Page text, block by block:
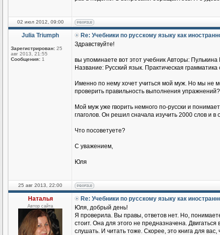
02 июл 2012, 09:00
Julia Triumph
Зарегистрирован: 25
авг 2013, 21:55
Сообщения: 1
Re: Учебники по русскому языку как
Здравствуйте!
вы упоминаете вот этот учебник Авторы:
Название: Русский язык. Практическая
Именно по нему хочет учиться мой муж. Но мы не
проверить правильность выполнения упражнений?
Мой муж уже гворить немного по-русски и
глаголов. Он решил сначала изучить 2000 слов и
Что посоветуете?
С уважением,
Юля
25 авг 2013, 22:00
Наталья
Автор сайта
Re: Учебники по русскому языку как
Юля, добрый день!
Я проверила. Вы правы, ответов нет. Но,
стоит. Она для этого не предназначена.
слушать. И читать тоже. Скорее, это книга для